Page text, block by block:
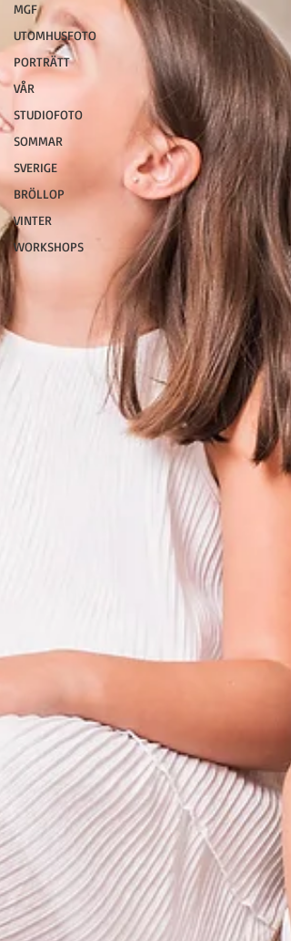
MGF
UTOMHUSFOTO
PORTRÄTT
VÅR
STUDIOFOTO
SOMMAR
SVERIGE
BRÖLLOP
VINTER
WORKSHOPS